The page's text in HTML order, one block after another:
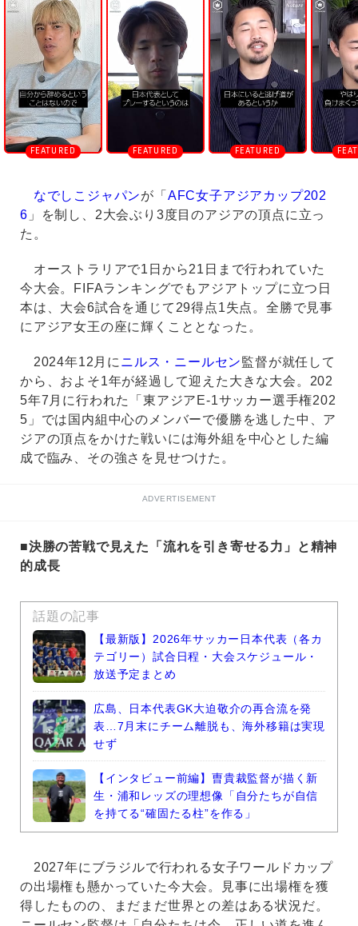
m
u
t
e
なでしこジャパンが「 AFC女子アジアカップ202
6 」を制し、2大会ぶり3度目のアジアの頂点に立っ
た。
オーストラリアで1日から21日まで行われていた
今大会。FIFAランキングでもアジアトップに立つ日
本は、大会6試合を通じて29得点1失点。全勝で見事
にアジア女王の座に輝くこととなった。
2024年12月にニルス・ニールセン監督が就任して
から、およそ1年が経過して迎えた大きな大会。202
5年7月に行われた「東アジアE-1サッカー選手権202
5」では国内組中心のメンバーで優勝を逃した中、ア
ジアの頂点をかけた戦いには海外組を中心とした編
成で臨み、その強さを見せつけた。
ADVERTISEMENT
■決勝の苦戦で見えた「流れを引き寄せる力」と精神
的成長
話題の記事
【最新版】2026年サッカー日本代表（各カ
テゴリー）試合日程・大会スケジュール・
放送予定まとめ
広島、日本代表GK大迫敬介の再合流を発
表…7月末にチーム離脱も、海外移籍は実現
せず
【インタビュー前編】曺貴裁監督が描く新
生・浦和レッズの理想像「自分たちが自信
を持てる“確固たる柱”を作る」
2027年にブラジルで行われる女子ワールドカップ
の出場権も懸かっていた今大会。見事に出場権を獲
得したものの、まだまだ世界との差はある状況だ。